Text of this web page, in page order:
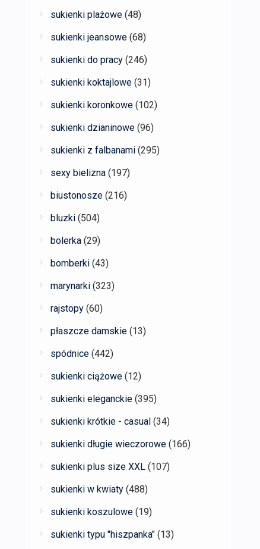
sukienki plażowe (48)
sukienki jeansowe (68)
sukienki do pracy (246)
sukienki koktajlowe (31)
sukienki koronkowe (102)
sukienki dzianinowe (96)
sukienki z falbanami (295)
sexy bielizna (197)
biustonosze (216)
bluzki (504)
bolerka (29)
bomberki (43)
marynarki (323)
rajstopy (60)
płaszcze damskie (13)
spódnice (442)
sukienki ciążowe (12)
sukienki eleganckie (395)
sukienki krótkie - casual (34)
sukienki długie wieczorowe (166)
sukienki plus size XXL (107)
sukienki w kwiaty (488)
sukienki koszulowe (19)
sukienki typu "hiszpanka" (13)